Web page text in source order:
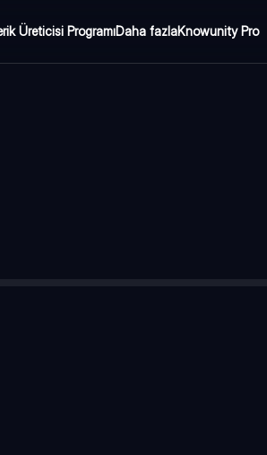
Üreticisi ProgramıDaha fazlaKnowunity Pro